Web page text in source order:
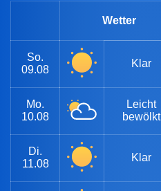
Wetter
So.
09.08
Klar
Mo.
10.08
Leicht
bewölkt
Di.
11.08
Klar